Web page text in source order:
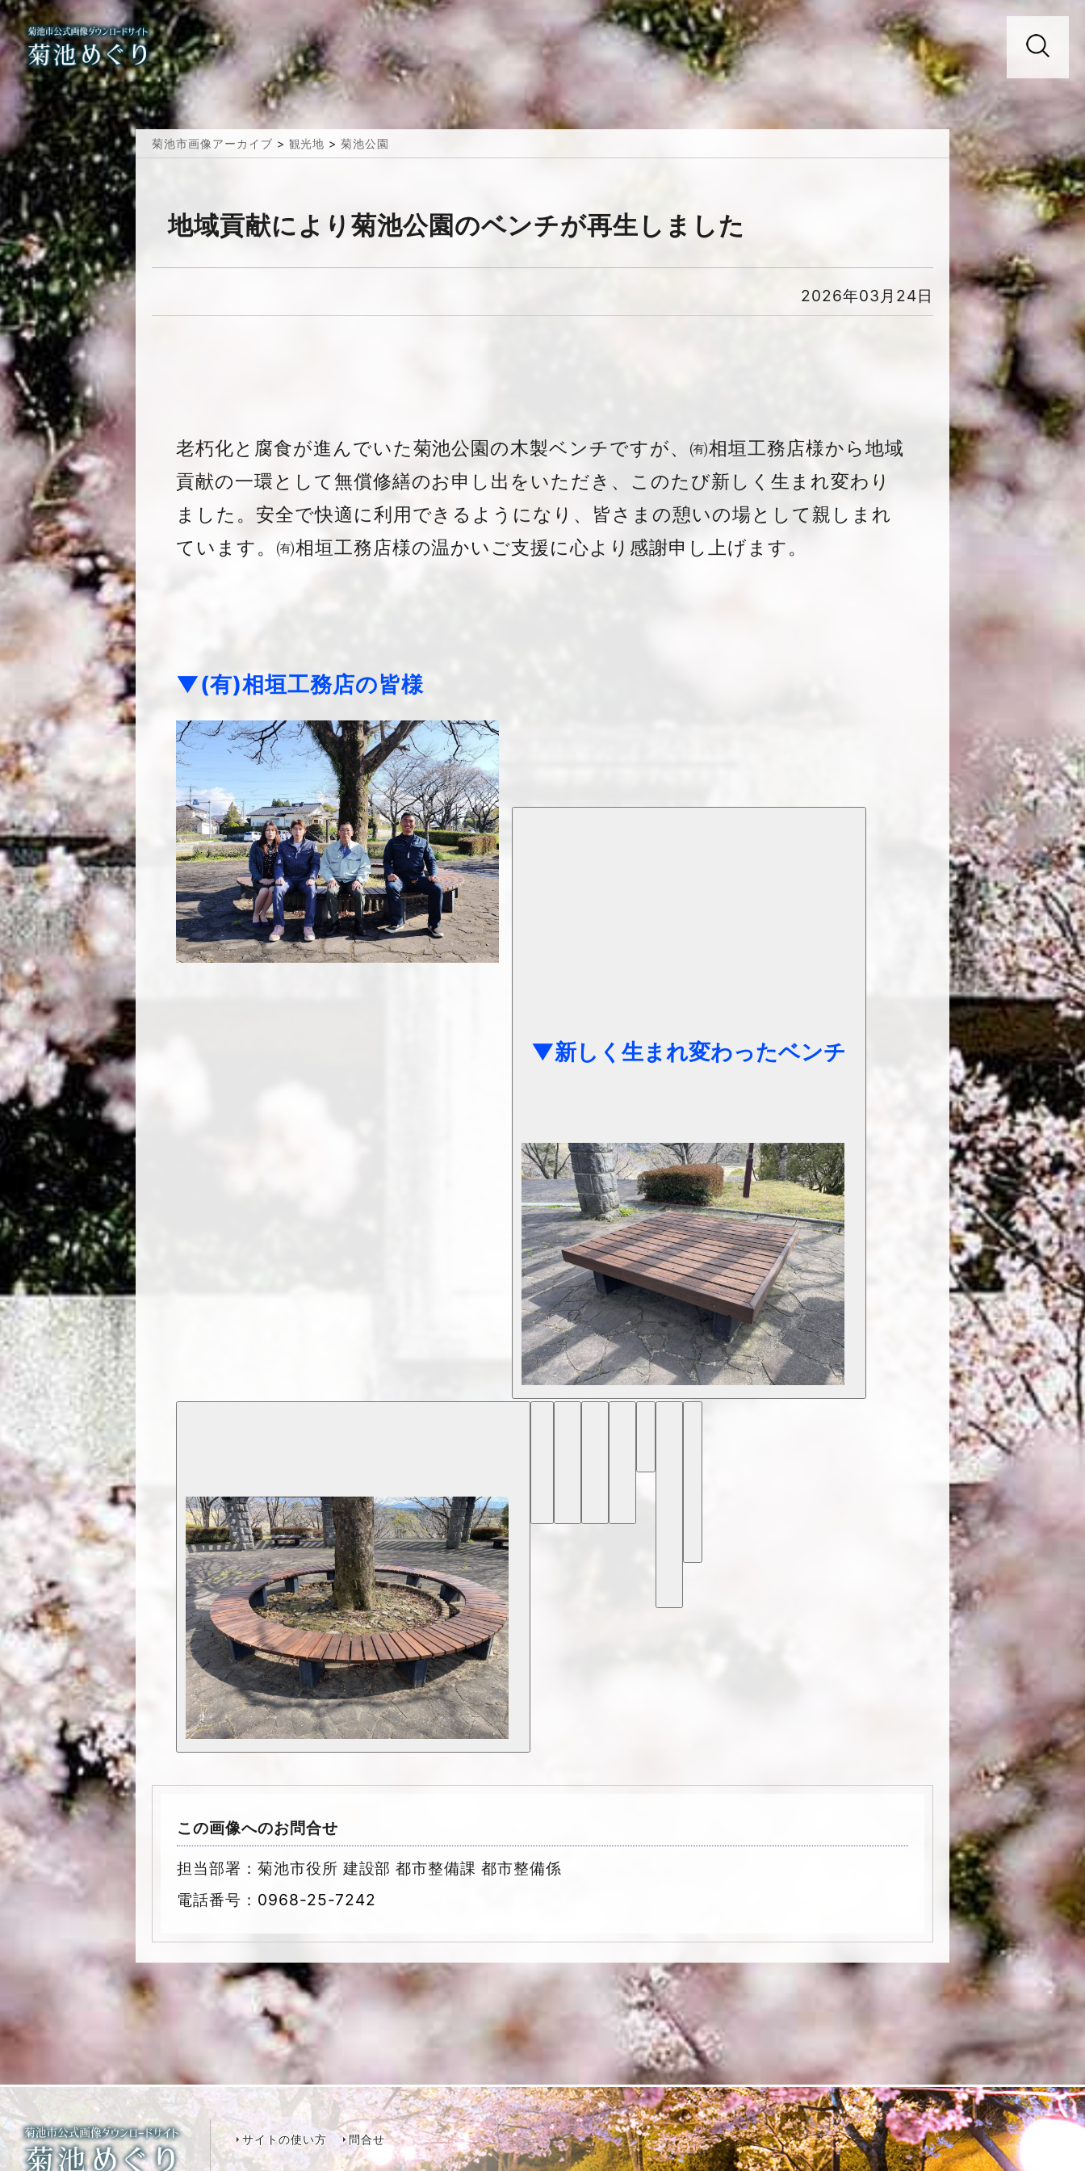
菊池市画像アーカイブ > 観光地 >菊池公園
地域貢献により菊池公園のベンチが再生しました
2026年03月24日
老朽化と腐食が進んでいた菊池公園の木製ベンチですが、㈲相垣工務店様から地域
貢献の一環として無償修繕のお申し出をいただき、このたび新しく生まれ変わり
ました。安全で快適に利用できるようになり、皆さまの憩いの場として親しまれ
ています。㈲相垣工務店様の温かいご支援に心より感謝申し上げます。
▼(有)相垣工務店の皆様
▼新しく生まれ変わったベンチ
この画像へのお問合せ
担当部署：菊池市役所 建設部 都市整備課 都市整備係
電話番号： 0968-25-7242
サイトの使い方 問合せ